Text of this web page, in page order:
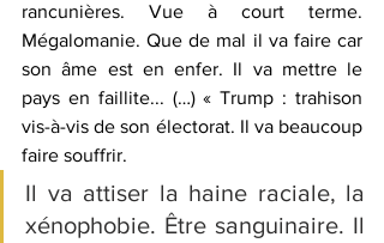
rancunières. Vue à court terme.
Mégalomanie. Que de mal il va faire car
son âme est en enfer. Il va mettre le
pays en faillite... (…) « Trump : trahison
vis-à-vis de son électorat. Il va beaucoup
faire souffrir.
Il va attiser la haine raciale, la
xénophobie. Être sanguinaire. Il